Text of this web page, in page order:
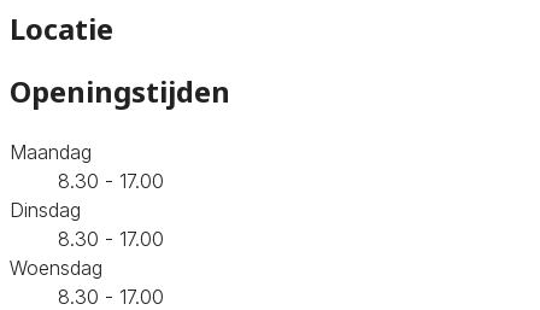
Locatie
Openingstijden
Maandag
8.30 - 17.00
Dinsdag
8.30 - 17.00
Woensdag
8.30 - 17.00